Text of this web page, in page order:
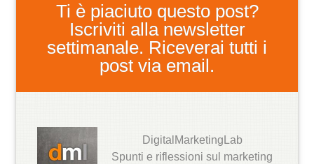
Ti è piaciuto questo post?
Iscriviti alla newsletter
settimanale. Riceverai tutti i
post via email.
DigitalMarketingLab
Spunti e riflessioni sul marketing